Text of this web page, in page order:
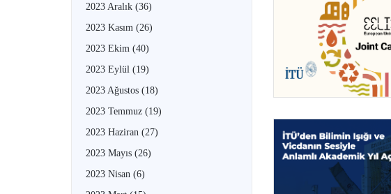
2023 Aralık (36)
2023 Kasım (26)
2023 Ekim (40)
2023 Eylül (19)
2023 Ağustos (18)
2023 Temmuz (19)
2023 Haziran (27)
2023 Mayıs (26)
2023 Nisan (6)